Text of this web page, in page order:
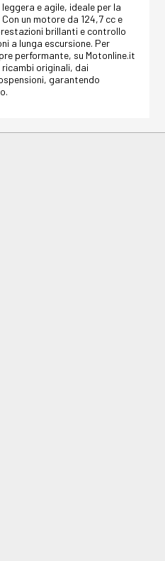
e agile, ideale per la
un motore da 124,7 cc e
brillanti e controllo
a lunga escursione. Per
performante, su Motonline.it
originali, dai
garantendo